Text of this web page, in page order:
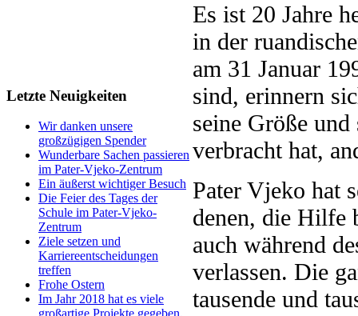
Letzte Neuigkeiten
Wir danken unsere
großzügigen Spender
Wunderbare Sachen passieren
im Pater-Vjeko-Zentrum
Ein äußerst wichtiger Besuch
Die Feier des Tages der
Schule im Pater-Vjeko-
Zentrum
Ziele setzen und
Karriereentscheidungen
treffen
Frohe Ostern
Im Jahr 2018 hat es viele
Es ist 20 Jahre
in der
am 31 Januar
sind, erinnern
seine Größe
verbracht hat,
Pater Vjeko hat
denen, die Hilfe
auch während
verlassen. Die
tausende und